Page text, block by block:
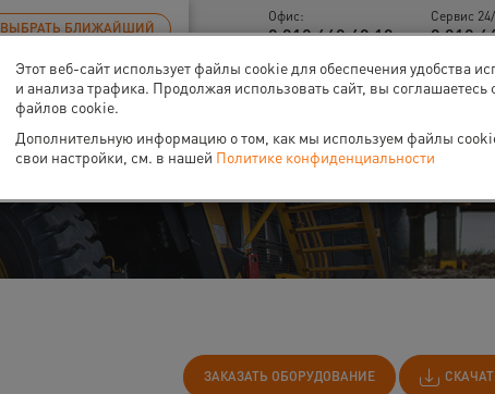
ВЫБРАТЬ БЛИЖАЙШИЙ
Офис:
8 812 448 48 18
Сервис
8 812
Запчасти
ЗАКАЗАТЬ ОБОРУДОВАНИЕ
Этот веб-сайт использует файлы cookie для обеспечения удобства
и анализа трафика. Продолжая использовать сайт, вы соглашаетесь
файлов cookie.
Дополнительную информацию о том, как мы используем файлы
свои настройки, см. в нашей Политике конфиденциальности